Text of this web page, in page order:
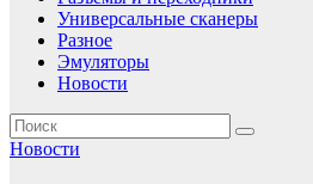
Универсальные сканеры
Разное
Эмуляторы
Новости
Новости